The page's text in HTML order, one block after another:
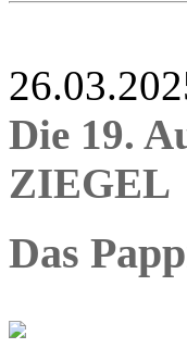
Die 19.
ZIEGEL
Das